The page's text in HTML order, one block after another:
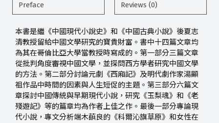
Preface Reviews (0)
本書是繼《中國現代小說史》和《中國古典小說》後夏志
清教授留給中國文學研究的寶貴財富。書中十四篇文章均
為其在哥倫比亞大學當教授時寫成的。第一部分三篇文章
從批判角度審視中國文學，並探問西方學者研究中國文學
的方法。第二部分討論元劇《西廂記》及明代劇作家湯顯
祖作品中時間的因素與人生短促的主題。第三部分六篇文
章探討中國傳統與早期現代小說，研究《玉梨魂》和《老
殘遊記》等的篇章均為作者上佳之作。最後一部分專論現
代小說，專文分析端木蕻良的《科爾沁旗草原》和女性在